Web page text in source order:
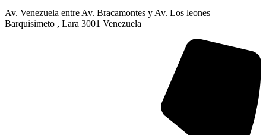
Av. Venezuela entre Av. Bracamontes y Av. Los leones
Barquisimeto , Lara 3001 Venezuela